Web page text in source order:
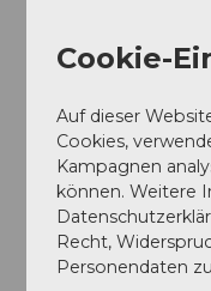
Schwyz Tourismus
Unser Tipp
Wer aus der Ägeri-
will, nimmt
Nordic-Cross-
Cookie-
Auf dieser
Cookies,
Kampagnen
können. Weitere
Recht,
Personendaten